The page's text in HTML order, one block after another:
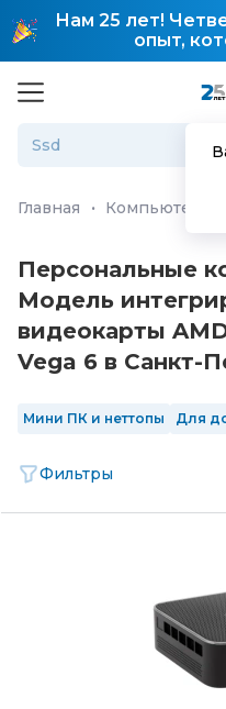
Нам 25 лет!
опыт,
Главная · Компьютеры и
Персональные
Модель
видеокарты
Vega 6 в Санкт-
Мини ПК и неттопы Для
Фильтры